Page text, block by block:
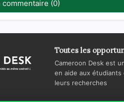
(0)
Toutes les
Cameroon Desk est
en aide aux étudiants
leurs recherches